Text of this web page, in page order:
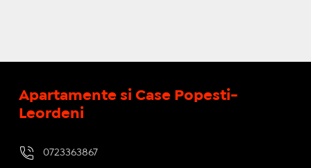
Apartamente si Case Popesti-
Leordeni
0723363867